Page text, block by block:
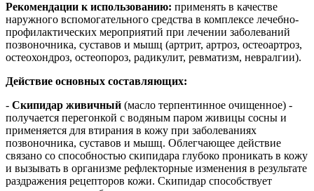
Рекомендации к использованию: применять в качестве
наружного вспомогательного средства в комплексе лечебно-
профилактических мероприятий при лечении заболеваний
позвоночника, суставов и мышц (артрит, артроз, остеоартроз,
остеохондроз, остеопороз, радикулит, ревматизм, невралгии).
Действие основных составляющих:
- Скипидар живичный (масло терпентинное очищенное) -
получается перегонкой с водяным паром живицы сосны и
применяется для втирания в кожу при заболеваниях
позвоночника, суставов и мышц. Облегчающее действие
связано со способностью скипидара глубоко проникать в кожу
и вызывать в организме рефлекторные изменения в результате
раздражения рецепторов кожи. Скипидар способствует